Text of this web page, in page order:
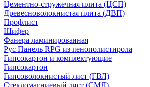
Цементно-стружечная плита (ЦСП)
Древесноволокнистая плита (ДВП)
Профлист
Шифер
Фанера ламинированная
Рус Панель RPG из пенополистирола
Гипсокартон и комплектующие
Гипсокартон
Гипсоволокнистый лист (ГВЛ)
Стекломагниевый лист (СМЛ)